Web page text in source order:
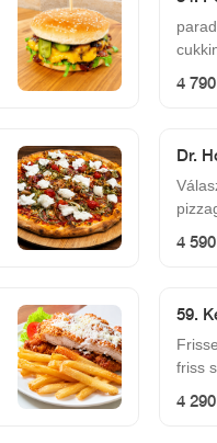
4
Dr.
4
59.
friss
4